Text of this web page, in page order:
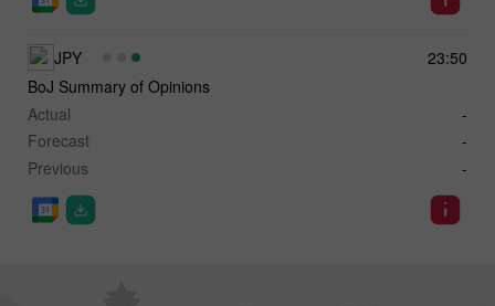
23:50
JPY
BoJ Summary of Opinions
Actual
-
Forecast
-
Previous
-